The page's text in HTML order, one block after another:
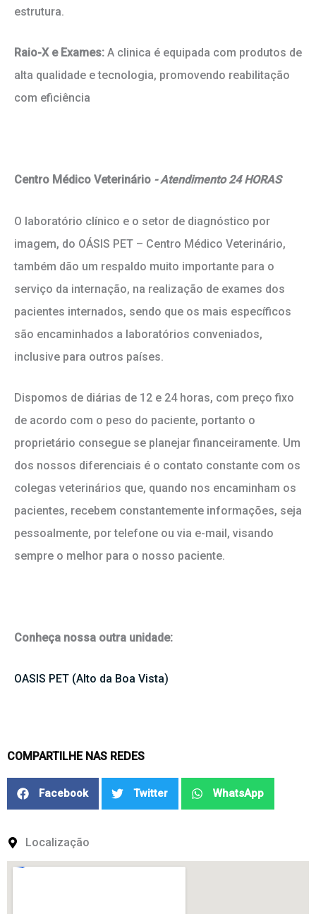
estrutura.
Raio-X e Exames: A clinica é equipada com produtos de
alta qualidade e tecnologia, promovendo reabilitação
com eficiência
Centro Médico Veterinário - Atendimento 24 HORAS
O laboratório clínico e o setor de diagnóstico por
imagem, do OÁSIS PET – Centro Médico Veterinário,
também dão um respaldo muito importante para o
serviço da internação, na realização de exames dos
pacientes internados, sendo que os mais específicos
são encaminhados a laboratórios conveniados,
inclusive para outros países.
Dispomos de diárias de 12 e 24 horas, com preço fixo
de acordo com o peso do paciente, portanto o
proprietário consegue se planejar financeiramente. Um
dos nossos diferenciais é o contato constante com os
colegas veterinários que, quando nos encaminham os
pacientes, recebem constantemente informações, seja
pessoalmente, por telefone ou via e-mail, visando
sempre o melhor para o nosso paciente.
Conheça nossa outra unidade:
OASIS PET (Alto da Boa Vista)
COMPARTILHE NAS REDES
Facebook Twitter WhatsApp
Localização